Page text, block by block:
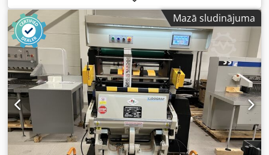
ir visaugstāk vērtētā giljotīnu zīmola vadošā produkcija. Ir
iespējams uzstādīt krautāju un liftu. Tehniskās
specifikācijas: Griešanas platums: 1150 mm Papīra kaudzes
augstums: 165 mm Programmators ar 15″ krāsu
skārienekrānu Gaisa galds Fotoelementi Galda virsma ar
hromētu pārklājumu Aizmugures starpliku piedziņa ar
lodveida skrūvi Djdpfx Ahozph N Ns Aekr Optiskā
griešanas līnija Palielināti sānu galdi Naža nomaiņa caur
vadības paneli Papildu aizsargrežģi aizmugurē Svars: 3200
kg Strāvas padeve: 380V Komplektā dokumentācija,
instrumentu komplekts, piesitiena bloks, rezerves nazis un
viens nazis iekārtā.
Mazā sludinājuma